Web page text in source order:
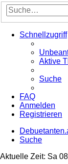
Schnellzugriff
Aktive
Suche
FAQ
Anmelden
Registrieren
Suche
Aktuelle Zeit: Sa